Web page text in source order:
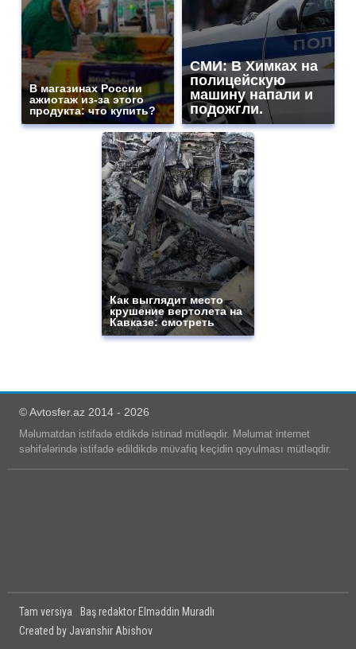
В магазинах России
ажиотаж из-за этого
продукта: что купить?
СМИ: В Химках на
полицейскую
машину напали и
подожгли.
Как выглядит место
крушение вертолета на
Кавказе: смотреть
© Avtosfer.az 2014 - 2026
Məlumatdan istifadə etdikdə istinad mütləqdir. Məlumat internet
səhifələrində istifadə edildikdə müvafiq keçidin qoyulması mütləqdir.
Tam versiya
Baş redaktor Elməddin Muradlı
Created by Javanshir Abishov